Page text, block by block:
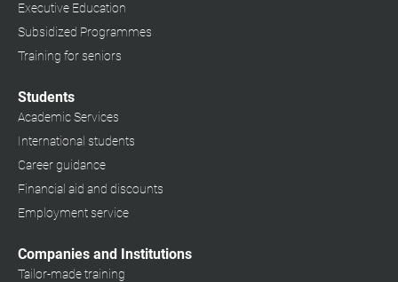
Executive Education
Subsidized Programmes
Training for seniors
Students
Academic Services
International students
Career guidance
Financial aid and discounts
Employment service
Companies and Institutions
Tailor-made training